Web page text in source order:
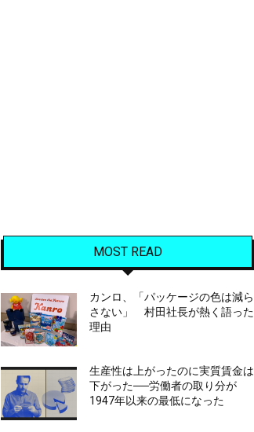
MOST READ
カンロ、「パッケージの色は減ら
さない」 村田社長が熱く語った
理由
生産性は上がったのに実質賃金は
下がった──労働者の取り分が
1947年以来の最低になった